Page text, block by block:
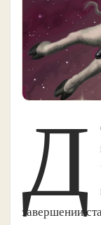
Д
завершении